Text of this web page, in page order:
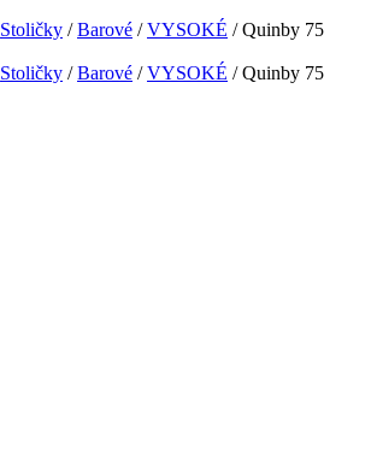
Stoličky /Barové /VYSOKÉ / Quinby 75
Stoličky /Barové /VYSOKÉ / Quinby 75